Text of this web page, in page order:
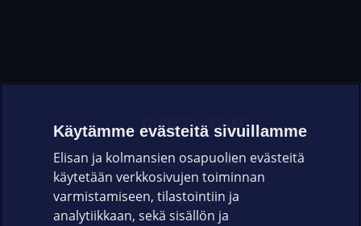
OHJEET JA VINKIT
OMAYHTEISÖ
VIANSELVITYS
Käytämme evästeitä sivuillamme
Elisan ja kolmansien osapuolien evästeitä
käytetään verkkosivujen toiminnan
varmistamiseen, tilastointiin ja
analytiikkaan, sekä sisällön ja